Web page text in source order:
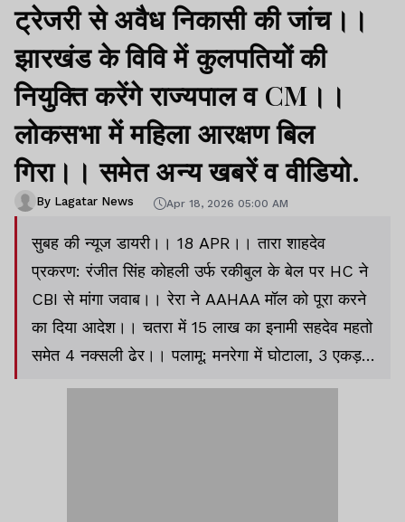
ट्रेजरी से अवैध निकासी की जांच।।
झारखंड के विवि में कुलपतियों की
नियुक्ति करेंगे राज्यपाल व CM।।
लोकसभा में महिला आरक्षण बिल
गिरा।। समेत अन्य खबरें व वीडियो.
By Lagatar News Apr 18, 2026 05:00 AM
सुबह की न्यूज डायरी।। 18 APR।। तारा शाहदेव
प्रकरण: रंजीत सिंह कोहली उर्फ रकीबुल के बेल पर HC ने
CBI से मांगा जवाब।। रेरा ने AAHAA मॉल को पूरा करने
का दिया आदेश।। चतरा में 15 लाख का इनामी सहदेव महतो
समेत 4 नक्सली ढेर।। पलामू: मनरेगा में घोटाला, 3 एकड़ में